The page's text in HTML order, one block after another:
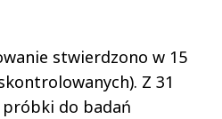
stwierdzono w 15
Z 31
do badań